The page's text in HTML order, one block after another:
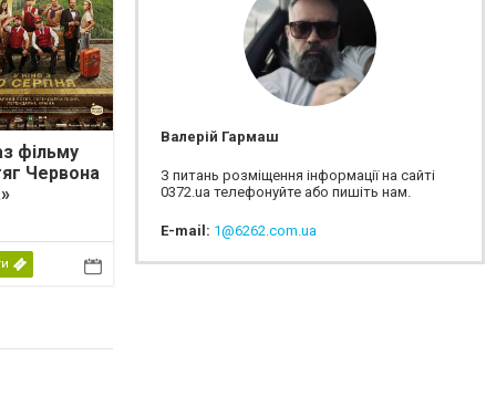
фільму
Червона
Валерій Гармаш
З питань розміщення інформації на сайті
0372.ua телефонуйте або пишіть нам.
E-mail: 1@6262.com.ua